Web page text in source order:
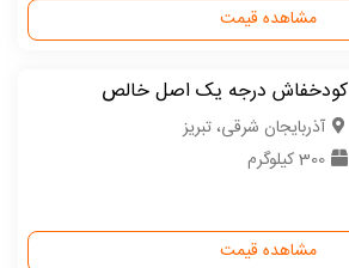
مشاهده قیمت
کودخفاش درجه یک اصل خالص
آذربایجان شرقی، تبریز
300 کیلوگرم
مشاهده قیمت